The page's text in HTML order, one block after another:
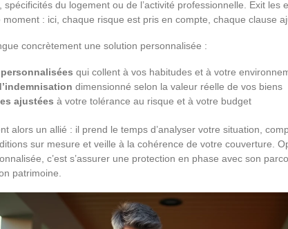
spécificités du logement ou de l’activité professionnelle. Exit les
: ici, chaque risque est pris en compte, chaque clause
concrètement une solution personnalisée :
qui collent à vos habitudes et à votre
dimensionné selon la valeur réelle de vos biens
ajustées à votre tolérance au risque et à votre budget
alors un allié : il prend le temps d’analyser votre situation,
sur mesure et veille à la cohérence de votre couverture.
c’est s’assurer une protection en phase avec son
patrimoine.